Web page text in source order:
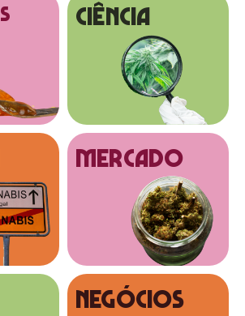
Ciência
MERCADO
NEGÓCIOS